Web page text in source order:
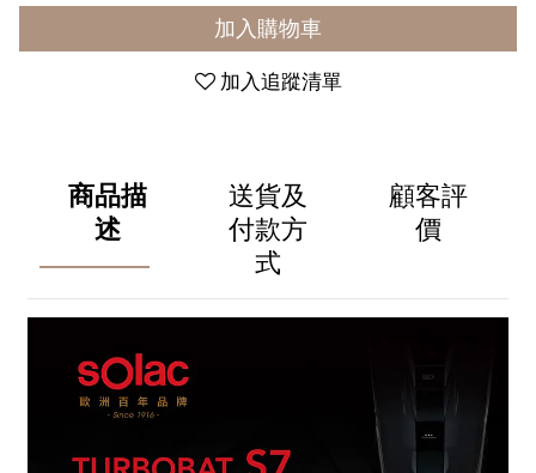
加入購物車
加入追蹤清單
商品描
述
送貨及
付款方
式
顧客評
價